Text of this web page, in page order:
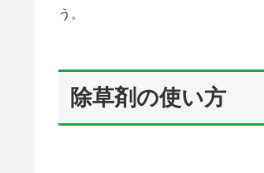
う。
除草剤の使い方